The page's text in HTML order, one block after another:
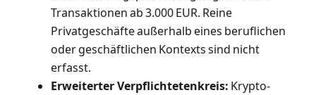
Transaktionen ab 3.000 EUR. Reine
Privatgeschäfte außerhalb eines beruflichen
oder geschäftlichen Kontexts sind nicht
erfasst.
Erweiterter Verpflichtetenkreis: Krypto-